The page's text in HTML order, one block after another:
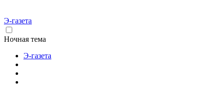
Э-газета
Ночная тема
Э-газета